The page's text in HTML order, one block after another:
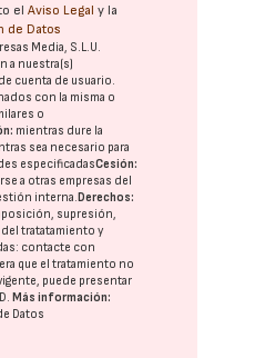
elAviso Legal y la
de Datos
Media, S.L.U.
a nuestra(s)
cuenta de usuario.
con la misma o
o
mientras dure la
sea necesario para
especificadasCesión:
a otras empresas del
interna.Derechos:
supresión,
tratatamiento y
contacte con
que el tratamiento no
puede presentar
.Más información:
Datos